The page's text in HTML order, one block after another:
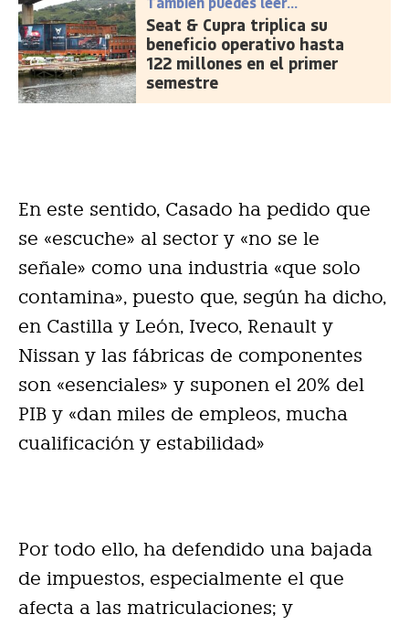
Seat & Cupra triplica su
beneficio operativo hasta
122 millones en el primer
semestre
En este sentido, Casado ha pedido que
se «escuche» al sector y «no se le
señale» como una industria «que solo
contamina», puesto que, según ha dicho,
en Castilla y León, Iveco, Renault y
Nissan y las fábricas de componentes
son «esenciales» y suponen el 20% del
PIB y «dan miles de empleos, mucha
cualificación y estabilidad»
Por todo ello, ha defendido una bajada
de impuestos, especialmente el que
afecta a las matriculaciones; y